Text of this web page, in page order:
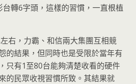
轉6字頭，這樣的習慣，一直根植
右，力霸、和信兩大集團互相競
的結果，但同時也是受限於當年有
只有1至80台能夠清楚收看的硬件
的民眾收視習慣所致。其結果就